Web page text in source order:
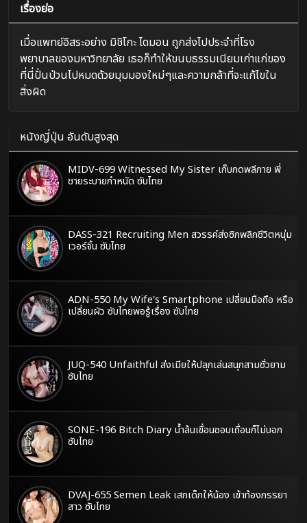
เรื่องย่อ
เมื่อแพทย์อิสระอย่าง มิชิโกะ ไดมอน ถูกส่งไปประจำที่โรง
พยาบาลของมหาวิทยาลัย เธอก็ทำให้ขนบธรรมเนียมเก่าแก่ของ
ที่นี่ปั่นป่วนไปหมดด้วยมุมมองใหม่ๆและความกล้าที่จะแก้ไขใน
สิ่งผิด
หนังญี่ปุ่น อันดับสูงสุด
MIDV-699 Witnessed My Sister เก็บกดพลีกาย พี่
ชายระบายกำหนัด ซับไทย
DASS-321 Recruiting Men สวรรค์ส่งซิกพลิกชีวิตหนุ่ม
เวอร์จิ้น ซับไทย
ADN-550 My Wife's Smartphone เปลี่ยนมือถือ หรือ
เปลี่ยนผัว ซับไทยพอรู้เรื่อง ซับไทย
JUQ-540 Unfaithful ส่งเมียให้ปลุกเล่นสนุกสามชั่วยาม
ซับไทย
SONE-196 Bitch Diary น้ำล้นเขื่อนชอบเถื่อนก็ไม่บอก
ซับไทย
DVAJ-655 Semen Leak เสกเด็กให้น้อง เข้าท้องภรรยา
สาว ซับไทย